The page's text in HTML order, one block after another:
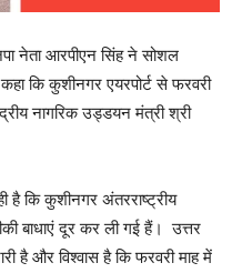
नेता आरपीएन सिंह ने सोशल
कि कुशीनगर एयरपोर्ट से फरवरी
नागरिक उड्डयन मंत्री श्री
है कि कुशीनगर अंतरराष्ट्रीय
बाधाएं दूर कर ली गई हैं। उत्तर
है और विश्वास है कि फरवरी माह में